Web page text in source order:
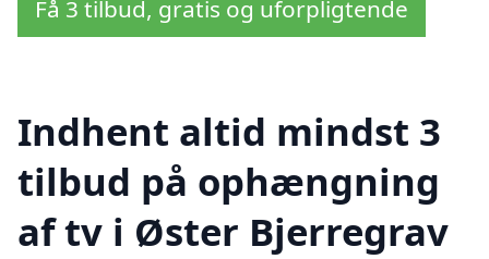
Få 3 tilbud, gratis og uforpligtende
Indhent altid mindst 3
tilbud på ophængning
af tv i Øster Bjerregrav